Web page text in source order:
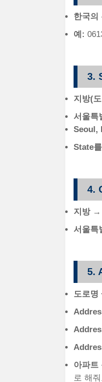
한국의
예:
3.
지방(
서울특
Seoul,
State
4.
지방→
서울특
5.
도로명
아파트
로 해